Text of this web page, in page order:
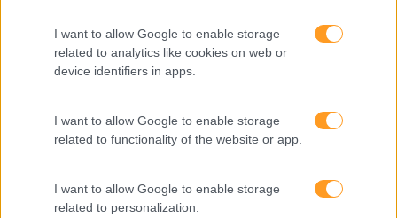
I want to allow Google to enable storage
related to analytics like cookies on web or
device identifiers in apps.
I want to allow Google to enable storage
related to functionality of the website or app.
I want to allow Google to enable storage
related to personalization.
Cultura
Desenvolvimento
Entrevista